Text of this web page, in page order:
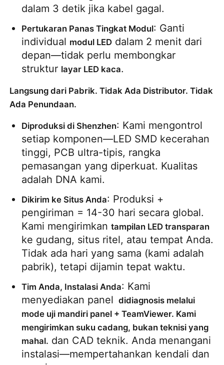
dalam 3 detik jika kabel gagal.
Pertukaran Panas Tingkat Modul: Ganti
individual modul LED dalam 2 menit dari
depan—tidak perlu membongkar
struktur layar LED kaca.
Langsung dari Pabrik. Tidak Ada Distributor. Tidak
Ada Penundaan.
Diproduksi di Shenzhen: Kami mengontrol
setiap komponen—LED SMD kecerahan
tinggi, PCB ultra-tipis, rangka
pemasangan yang diperkuat. Kualitas
adalah DNA kami.
Dikirim ke Situs Anda: Produksi +
pengiriman = 14-30 hari secara global.
Kami mengirimkan tampilan LED transparan
ke gudang, situs ritel, atau tempat Anda.
Tidak ada hari yang sama (kami adalah
pabrik), tetapi dijamin tepat waktu.
Tim Anda, Instalasi Anda: Kami
menyediakan panel didiagnosis melalui
mode uji mandiri panel + TeamViewer. Kami
mengirimkan suku cadang, bukan teknisi yang
mahal. dan CAD teknik. Anda menangani
instalasi—mempertahankan kendali dan